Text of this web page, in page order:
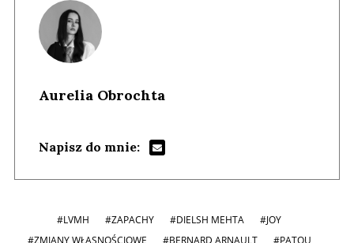
Aurelia Obrochta
Napisz do mnie:
#LVMH #ZAPACHY #DIELSH MEHTA
#JOY